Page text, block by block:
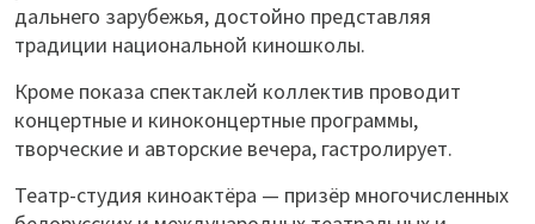
дальнего зарубежья, достойно представляя
традиции национальной киношколы.
Кроме показа спектаклей коллектив проводит
концертные и киноконцертные программы,
творческие и авторские вечера, гастролирует.
Театр-студия киноактёра — призёр многочисленных